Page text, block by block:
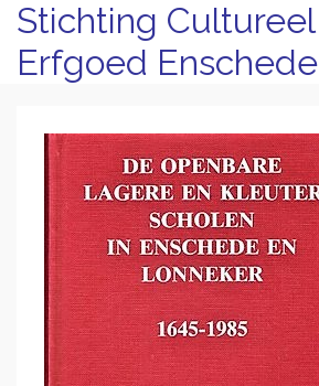
Stichting Cultureel
Erfgoed Enschede